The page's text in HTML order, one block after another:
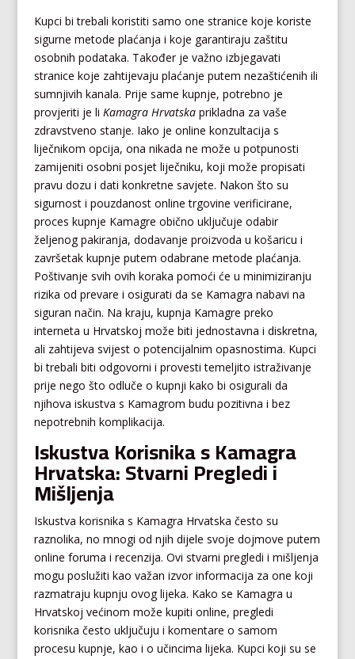
Kupci bi trebali koristiti samo one stranice koje koriste
sigurne metode plaćanja i koje garantiraju zaštitu
osobnih podataka. Također je važno izbjegavati
stranice koje zahtijevaju plaćanje putem nezaštićenih ili
sumnjivih kanala. Prije same kupnje, potrebno je
provjeriti je li Kamagra Hrvatskaprikladna za vaše
zdravstveno stanje. Iako je online konzultacija s
liječnikom opcija, ona nikada ne može u potpunosti
zamijeniti osobni posjet liječniku, koji može propisati
pravu dozu i dati konkretne savjete. Nakon što su
sigurnost i pouzdanost online trgovine verificirane,
proces kupnje Kamagre obično uključuje odabir
željenog pakiranja, dodavanje proizvoda u košaricu i
završetak kupnje putem odabrane metode plaćanja.
Poštivanje svih ovih koraka pomoći će u minimiziranju
rizika od prevare i osigurati da se Kamagra nabavi na
siguran način. Na kraju, kupnja Kamagre preko
interneta u Hrvatskoj može biti jednostavna i diskretna,
ali zahtijeva svijest o potencijalnim opasnostima. Kupci
bi trebali biti odgovorni i provesti temeljito istraživanje
prije nego što odluče o kupnji kako bi osigurali da
njihova iskustva s Kamagrom budu pozitivna i bez
nepotrebnih komplikacija.
Iskustva Korisnika s Kamagra
Hrvatska: Stvarni Pregledi i
Mišljenja
Iskustva korisnika s Kamagra Hrvatska često su
raznolika, no mnogi od njih dijele svoje dojmove putem
online foruma i recenzija. Ovi stvarni pregledi i mišljenja
mogu poslužiti kao važan izvor informacija za one koji
razmatraju kupnju ovog lijeka. Kako se Kamagra u
Hrvatskoj većinom može kupiti online, pregledi
korisnika često uključuju i komentare o samom
procesu kupnje, kao i o učincima lijeka. Kupci koji su se